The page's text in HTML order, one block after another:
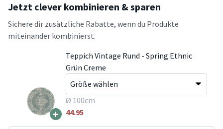
Jetzt clever kombinieren & sparen
Sichere dir zusätzliche Rabatte, wenn du Produkte
miteinander kombinierst.
+
Teppich Vintage Rund - Spring Ethnic
Grün Creme
Ø 100cm
44.95